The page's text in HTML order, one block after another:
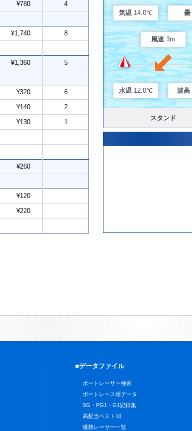
¥780 4
¥1,740 8
¥1,360 5
¥320 6
¥140 2
¥130 1
¥260
¥120
¥220
気温 14.0℃ 曇
風速 3m
水温 12.0℃ 波高
スタンド
■データファイル
ボートレーサー検索
ボートレース場データ
SG・PG1・G1記録集
高配当ベスト10
優勝レーサー一覧